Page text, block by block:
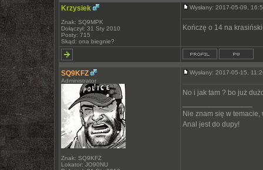
Krzysiek
Znak: SQ9MPK
Dołączył: 31 Sty 2010
Posty: 715
Skąd: ona biegnie?
Wysłany: 2017-05-09,
Kończę o 14 na
SQ9KFZ
Administrator
Znak: SQ9KFZ
Lokator: JO90NU
Wysłany: 2017-05-15,
No i jak tam ? bo już
Nie znam się w
Anal jest do dupy!